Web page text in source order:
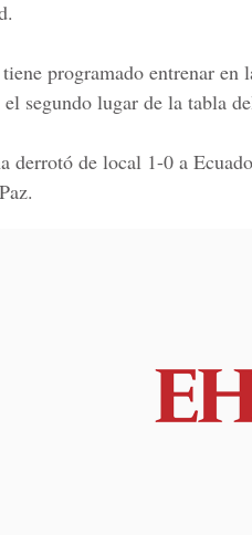
programado entrenar en
el segundo lugar de la tabla
derrotó de local 1-0 a